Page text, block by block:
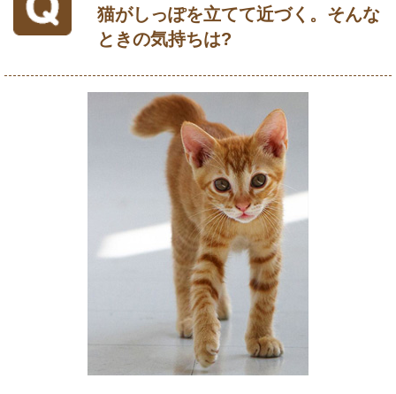
猫がしっぽを立てて近づく。そんな
ときの気持ちは?